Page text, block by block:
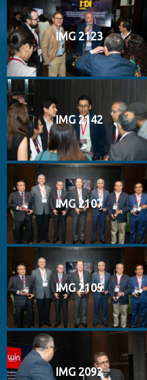
IMG 2123
IMG 2142
IMG 2107
IMG 2105
IMG 2092